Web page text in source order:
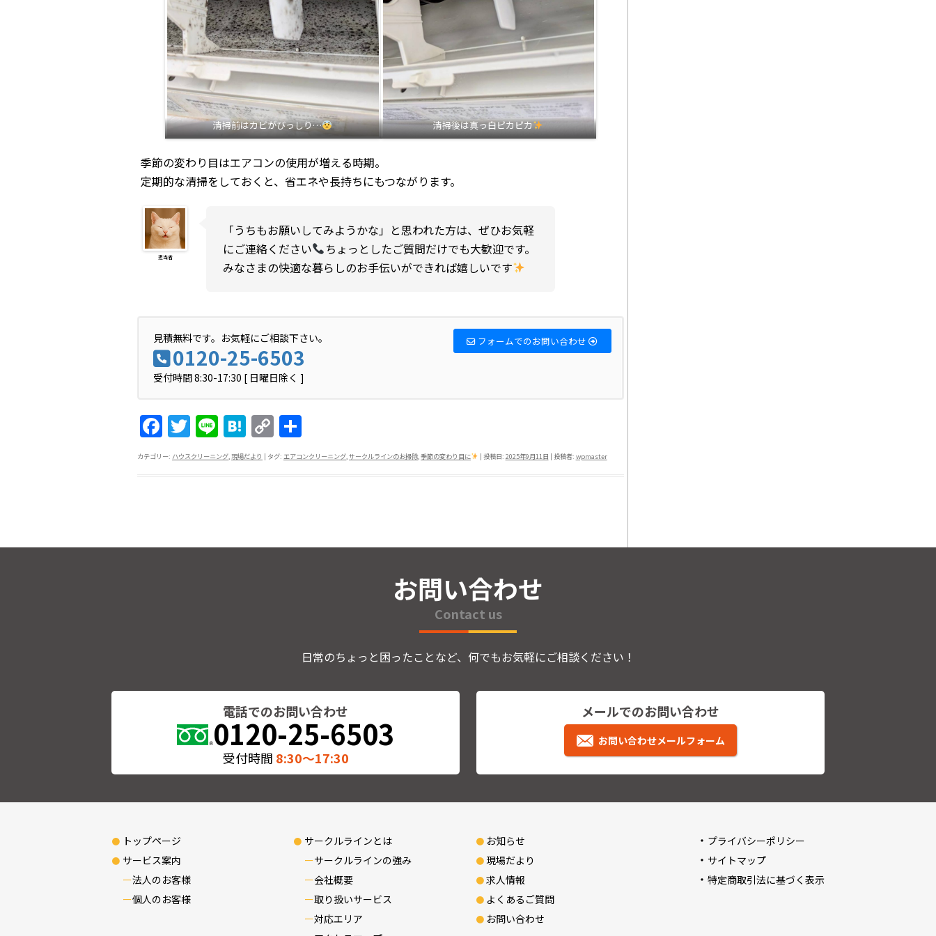
清掃前はカビがびっしり… 清掃後は真っ白ピカピカ
季節の変わり目はエアコンの使用が増える時期。
定期的な清掃をしておくと、省エネや長持ちにもつながります。
担当者
「うちもお願いしてみようかな」と思われた方は、ぜひお気軽
にご連絡ください
ちょっとしたご質問だけでも大歓迎です。
みなさまの快適な暮らしのお手伝いができれば嬉しいです
見積無料です。お気軽にご相談下さい。
0120-25-6503
受付時間 8:30-17:30 [ 日曜日除く ]
フォームでのお問い合わせ
F
a
c
T
w
itt
Li
n
e
H
at
e
C
o
p
有
カテゴリー: ハウスクリーニング 現場だより | タグ: エアコンクリーニング サークルラインのお掃除 季節の変わり目に | 投稿日: 2025年9月11日 | 投稿者: wpmaster
お問い合わせ
Contact us
日常のちょっと困ったことなど、何でもお気軽にご相談ください！
電話でのお問い合わせ
0120-25-6503
受付時間 8:30〜17:30
メールでのお問い合わせ
お問い合わせメールフォーム
トップページ
サービス案内
法人のお客様
個人のお客様
サークルラインとは
サークルラインの強み
会社概要
取り扱いサービス
対応エリア
お知らせ
現場だより
求人情報
よくあるご質問
お問い合わせ
プライバシーポリシー
サイトマップ
特定商取引法に基づく表示